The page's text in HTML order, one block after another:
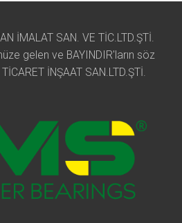
İMALAT SAN. VE TİC.LTD.ŞTİ.
gelen ve BAYINDIR'ların söz
İNŞAAT SAN.LTD.ŞTİ.